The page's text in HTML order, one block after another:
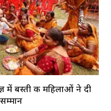
में बस्ती की महिलाओं ने दी